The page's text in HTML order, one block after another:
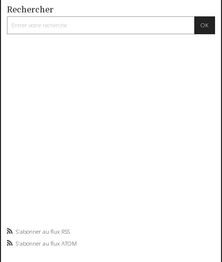
Rechercher
S'abonner au flux RSS
S'abonner au flux ATOM